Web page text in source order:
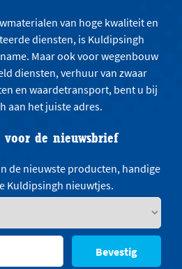
van hoge kwaliteit en
diensten, is Kuldipsingh
Maar ook voor wegenbouw
diensten, verhuur van zwaar
en waardetransport, bent u bij
aan het juiste adres.
de nieuwsbrief
de nieuwste producten, handige
Kuldipsingh nieuwtjes.
Bevestig